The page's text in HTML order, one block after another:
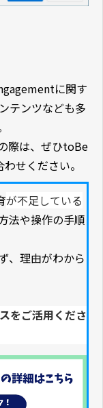
に関す
テンツなども多
際は、ぜひtoBe
せください。
が不足している
法や操作の手順
、理由がわから
をご活用くださ